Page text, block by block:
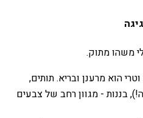
משהו מתוק.
הוא מרענן ובריא. תותים,
בננות - מגוון רחב של צבעים